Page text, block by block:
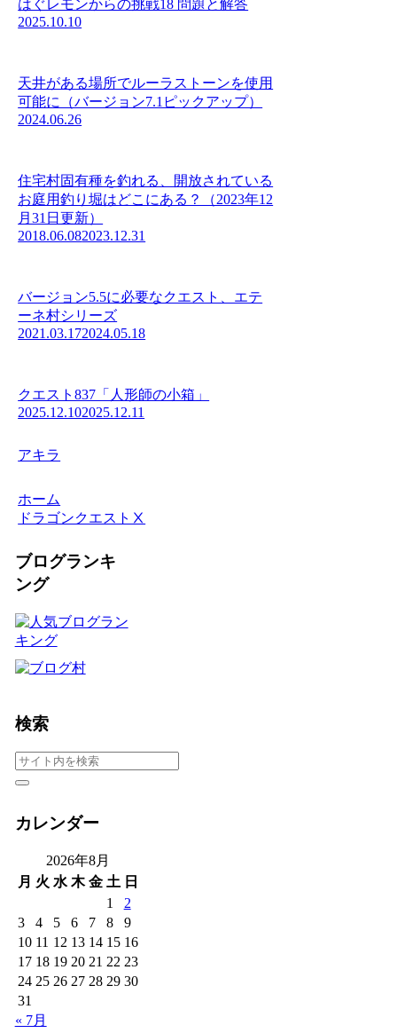
はぐレモンからの挑戦18 問題と解答
2025.10.10
天井がある場所でルーラストーンを使用
可能に（バージョン7.1ピックアップ）
2024.06.26
住宅村固有種を釣れる、開放されている
お庭用釣り堀はどこにある？（2023年12
月31日更新）
2018.06.082023.12.31
バージョン5.5に必要なクエスト、エテ
ーネ村シリーズ
2021.03.172024.05.18
クエスト837「人形師の小箱」
2025.12.102025.12.11
アキラ
ホーム
ドラゴンクエストⅩ
ブログランキ
ング
検索
カレンダー
2026年8月
月 火 水 木 金 土 日
1
2
3
4 5 6 7 8
9
10 11 12 13 14 15 16
17 18 19 20 21 22 23
24 25 26 27 28 29 30
31
« 7月